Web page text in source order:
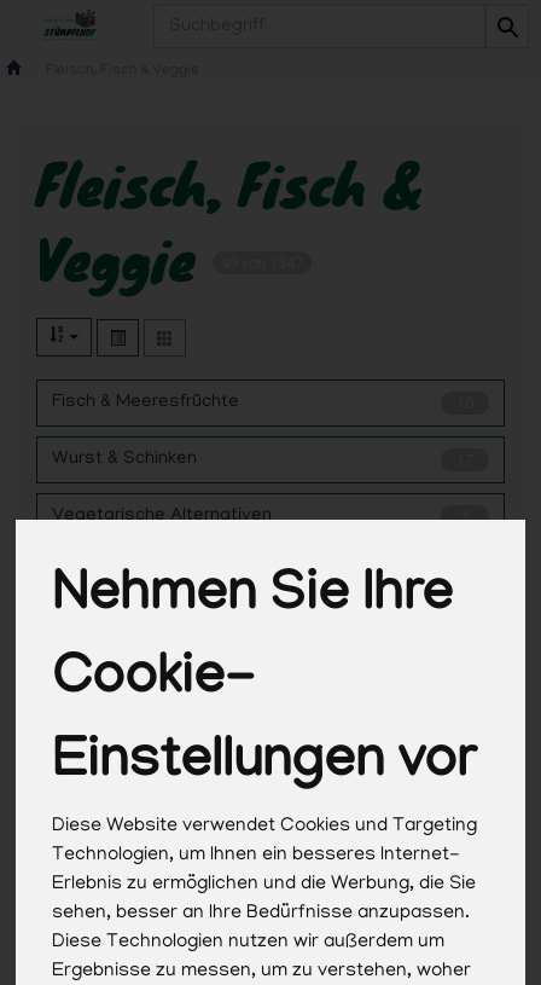
Nehmen Sie Ihre
Cookie-
Einstellungen vor
Diese Website verwendet Cookies und Targeting
Technologien, um Ihnen ein besseres Internet-
Erlebnis zu ermöglichen und die Werbung, die Sie
sehen, besser an Ihre Bedürfnisse anzupassen.
Diese Technologien nutzen wir außerdem um
Ergebnisse zu messen, um zu verstehen, woher
Fleisch, Fisch &
Veggie
Fisch & Meeresfrüchte
Wurst & Schinken
1
Vegetarische Alternativen
Vegane Alternativen